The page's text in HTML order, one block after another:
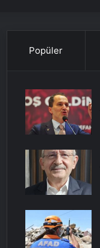
Popüler